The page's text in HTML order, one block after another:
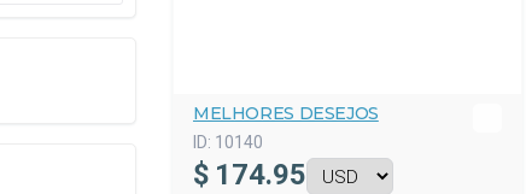
MELHORES DESEJOS
ID: 10140
$ 174.95